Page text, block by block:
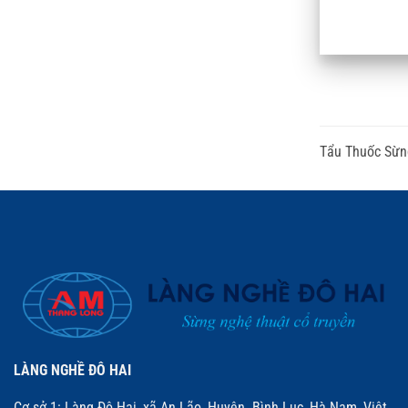
Tẩu Thuốc
LÀNG NGHỀ ĐÔ HAI